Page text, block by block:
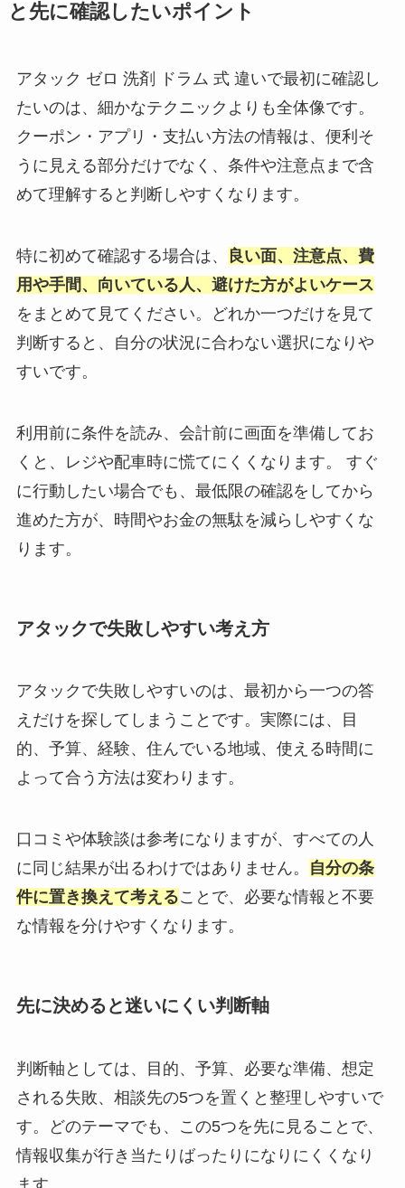
と先に確認したいポイント
アタック ゼロ 洗剤 ドラム 式 違いで最初に確認し
たいのは、細かなテクニックよりも全体像です。
クーポン・アプリ・支払い方法の情報は、便利そ
うに見える部分だけでなく、条件や注意点まで含
めて理解すると判断しやすくなります。
特に初めて確認する場合は、
良い面、注意点、費
用や手間、向いている人、避けた方がよいケース
をまとめて見てください。どれか一つだけを見て
判断すると、自分の状況に合わない選択になりや
すいです。
利用前に条件を読み、会計前に画面を準備してお
くと、レジや配車時に慌てにくくなります。 すぐ
に行動したい場合でも、最低限の確認をしてから
進めた方が、時間やお金の無駄を減らしやすくな
ります。
アタックで失敗しやすい考え方
アタックで失敗しやすいのは、最初から一つの答
えだけを探してしまうことです。実際には、目
的、予算、経験、住んでいる地域、使える時間に
よって合う方法は変わります。
口コミや体験談は参考になりますが、すべての人
に同じ結果が出るわけではありません。
自分の条
件に置き換えて考えることで、必要な情報と不要
な情報を分けやすくなります。
先に決めると迷いにくい判断軸
判断軸としては、目的、予算、必要な準備、想定
される失敗、相談先の5つを置くと整理しやすいで
す。どのテーマでも、この5つを先に見ることで、
情報収集が行き当たりばったりになりにくくなり
ます。